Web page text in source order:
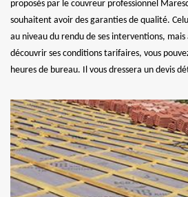
proposés par le couvreur professionnel
souhaitent avoir des garanties de qualité.
au niveau du rendu de ses interventions, mais
découvrir ses conditions tarifaires, vous
heures de bureau. Il vous dressera un devis